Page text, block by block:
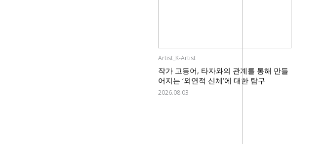
Artist_K-Artist
작가 고등어, 타자와의 관계를 통해 만들
어지는 ‘외연적 신체’에 대한 탐구
2026.08.03